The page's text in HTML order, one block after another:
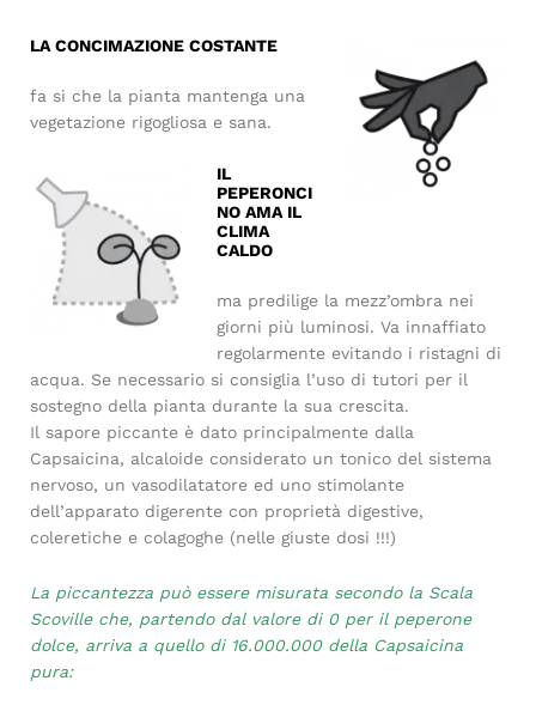
LA CONCIMAZIONE COSTANTE
fa si che la pianta mantenga una
vegetazione rigogliosa e sana.
IL
PEPERONCI
NO AMA IL
CLIMA
CALDO
ma predilige la mezz’ombra nei
giorni più luminosi. Va innaffiato
regolarmente evitando i ristagni di
acqua. Se necessario si consiglia l’uso di tutori per il
sostegno della pianta durante la sua crescita.
Il sapore piccante è dato principalmente dalla
Capsaicina, alcaloide considerato un tonico del sistema
nervoso, un vasodilatatore ed uno stimolante
dell’apparato digerente con proprietà digestive,
coleretiche e colagoghe (nelle giuste dosi !!!)
La piccantezza può essere misurata secondo la Scala
Scoville che, partendo dal valore di 0 per il peperone
dolce, arriva a quello di 16.000.000 della Capsaicina
pura: